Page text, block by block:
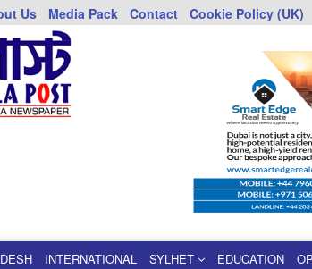
Us Media Pack Contact Cookie Policy (UK)
INTERNATIONAL SYLHET EDUCATION